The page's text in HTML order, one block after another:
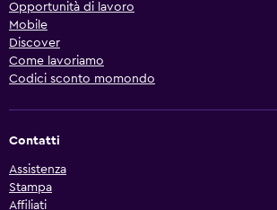
Opportunità di lavoro
Mobile
Discover
Come lavoriamo
Codici sconto momondo
Contatti
Assistenza
Stampa
Affiliati